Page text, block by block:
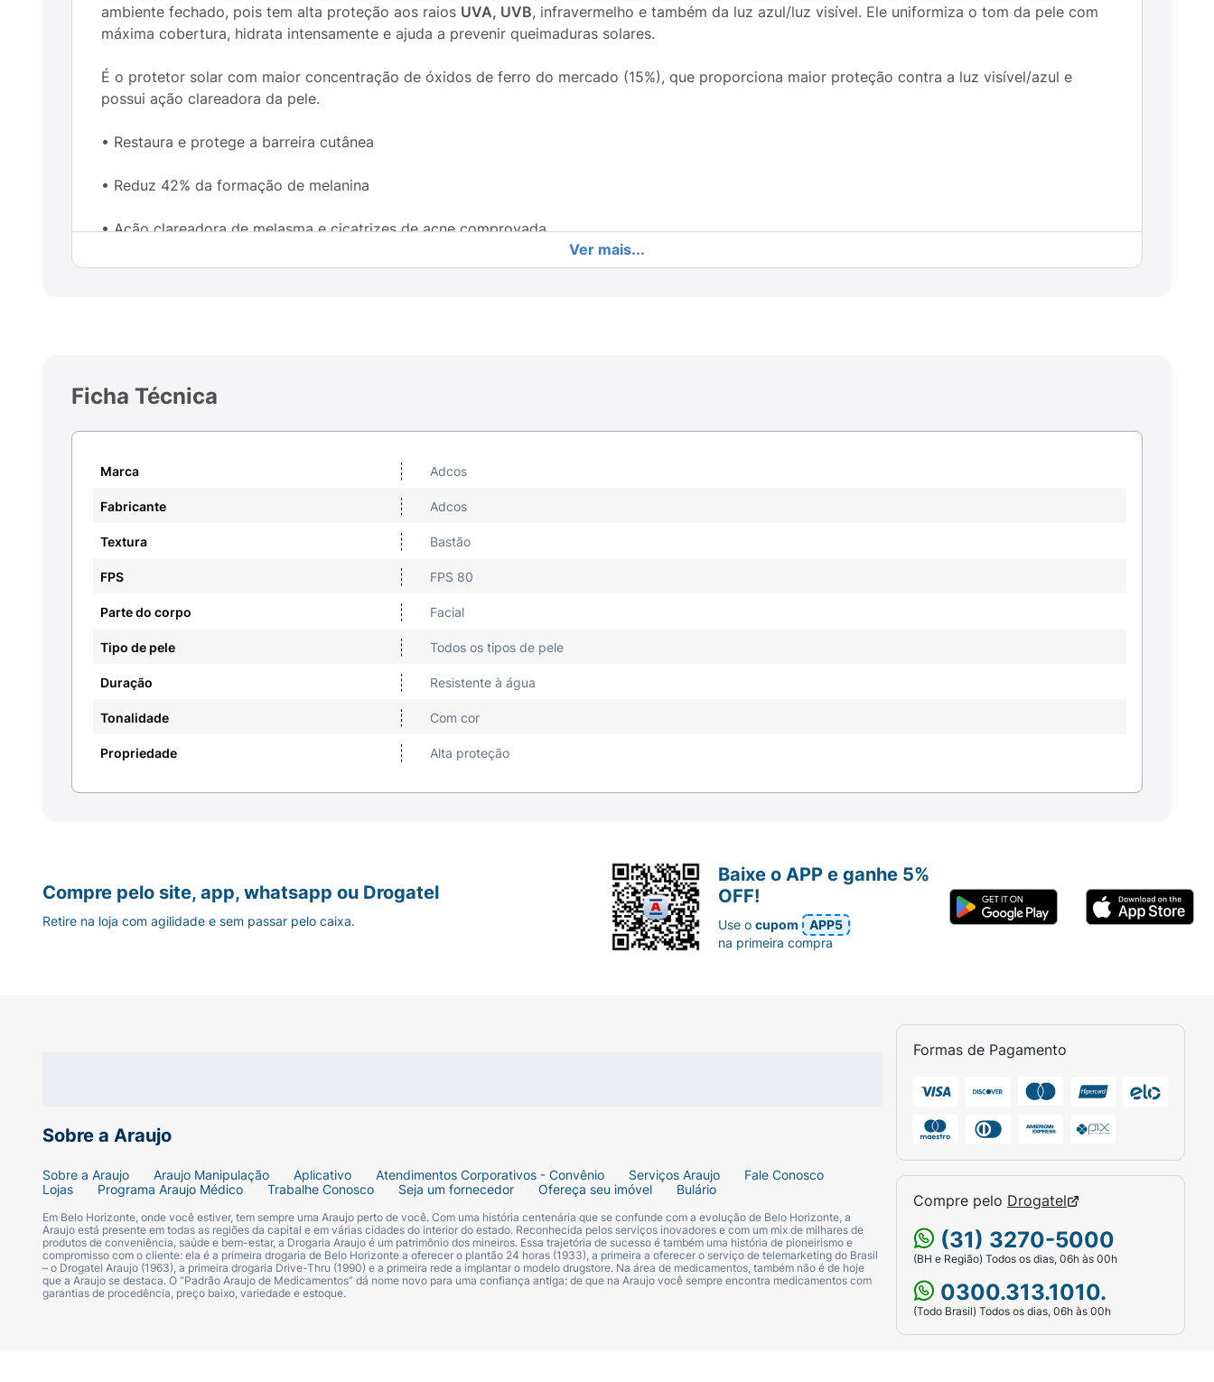
ambiente fechado, pois tem alta proteção aos raios UVA, UVB, infravermelho e também da luz azul/luz visível. Ele uniformiza o tom da pele com
máxima cobertura, hidrata intensamente e ajuda a prevenir queimaduras solares.
É o protetor solar com maior concentração de óxidos de ferro do mercado (15%), que proporciona maior proteção contra a luz visível/azul e
possui ação clareadora da pele.
• Restaura e protege a barreira cutânea
• Reduz 42% da formação de melanina
• Ação clareadora de melasma e cicatrizes de acne comprovada
• Não comedogênico. Contém fragrância.
• Oftalmologicamente testado, não escorre e não arde os olhos
Ver mais...
Ficha Técnica
Marca Adcos
Fabricante Adcos
Textura Bastão
FPS FPS 80
Parte do corpo Facial
Tipo de pele Todos os tipos de pele
Duração Resistente à água
Tonalidade Com cor
Propriedade Alta proteção
Sobre a Araujo
Sobre a Araujo Araujo Manipulação Aplicativo Atendimentos Corporativos - Convênio Serviços Araujo
Fale Conosco
Lojas
Programa Araujo Médico Trabalhe Conosco Seja um fornecedor Ofereça seu imóvel Bulário
Em Belo Horizonte, onde você estiver, tem sempre uma Araujo perto de você. Com uma história centenária que se confunde com a evolução de Belo Horizonte, a
Araujo está presente em todas as regiões da capital e em várias cidades do interior do estado. Reconhecida pelos serviços inovadores e com um mix de milhares de
produtos de conveniência, saúde e bem-estar, a Drogaria Araujo é um patrimônio dos mineiros. Essa trajetória de sucesso é também uma história de pioneirismo e
compromisso com o cliente: ela é a primeira drogaria de Belo Horizonte a oferecer o plantão 24 horas (1933), a primeira a oferecer o serviço de telemarketing do Brasil
– o Drogatel Araujo (1963), a primeira drogaria Drive-Thru (1990) e a primeira rede a implantar o modelo drugstore. Na área de medicamentos, também não é de hoje
que a Araujo se destaca. O “Padrão Araujo de Medicamentos” dá nome novo para uma confiança antiga: de que na Araujo você sempre encontra medicamentos com
garantias de procedência, preço baixo, variedade e estoque.
Formas de Pagamento
Compre pelo Drogatel
(31) 3270-5000
(BH e Região) Todos os dias, 06h às 00h
0300.313.1010.
(Todo Brasil) Todos os dias, 06h às 00h
Compre pelo site, app, whatsapp ou Drogatel
Retire na loja com agilidade e sem passar pelo caixa.
Baixe o APP e ganhe 5%
OFF!
Use ocupom
APP5
na primeira compra